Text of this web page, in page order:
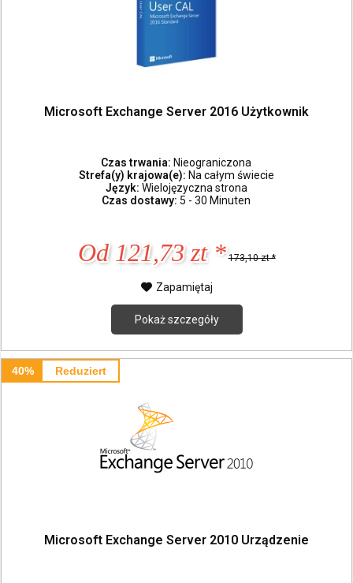
Microsoft Exchange Server 2016 Użytkownik
Czas trwania: Nieograniczona
Strefa(y) krajowa(e): Na całym świecie
Język: Wielojęzyczna strona
Czas dostawy: 5 - 30 Minuten
Od 121,73 zt * 173,10 zt *
Zapamiętaj
Pokaż szczegóły
40% Reduziert
Microsoft Exchange Server 2010 Urządzenie